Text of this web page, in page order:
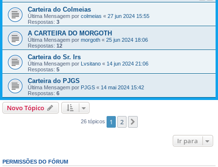
Carteira do Colmeias
Última Mensagem por colmeias « 27 jun 2024 15:55
Respostas: 3
A CARTEIRA DO MORGOTH
Última Mensagem por morgoth « 25 jun 2024 18:06
Respostas: 12
Carteira do Sr. Irs
Última Mensagem por Lvsitano « 14 jun 2024 21:06
Respostas: 5
Carteira do PJGS
Última Mensagem por PJGS « 14 mai 2024 15:42
Respostas: 6
Novo Tópico
26 tópicos 1 2
Ir para
PERMISSÕES DO FÓRUM